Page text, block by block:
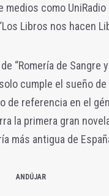
medios como
Libros nos hacen
“Romería de Sangre
cumple el sueño
de referencia en el
la primera gran
más antigua de
ANDÚJAR